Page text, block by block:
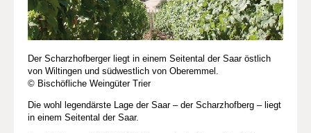
Der Scharzhofberger liegt in einem Seitental der Saar östlich
von Wiltingen und südwestlich von Oberemmel.
© Bischöfliche Weingüter Trier
Die wohl legendärste Lage der Saar – der Scharzhofberg – liegt
in einem Seitental der Saar.